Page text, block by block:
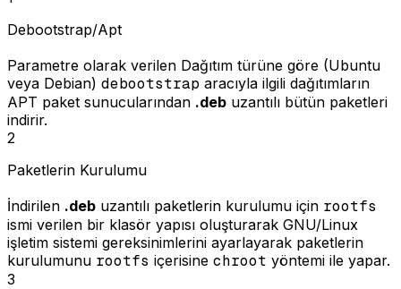
Debootstrap/Apt
Parametre olarak verilen Dağıtım türüne göre (Ubuntu
veya Debian) debootstrap aracıyla ilgili dağıtımların
APT paket sunucularından .deb uzantılı bütün paketleri
indirir.
2
Paketlerin Kurulumu
İndirilen .deb uzantılı paketlerin kurulumu için rootfs
ismi verilen bir klasör yapısı oluşturarak GNU/Linux
işletim sistemi gereksinimlerini ayarlayarak paketlerin
kurulumunu rootfs içerisine chroot yöntemi ile yapar.
3